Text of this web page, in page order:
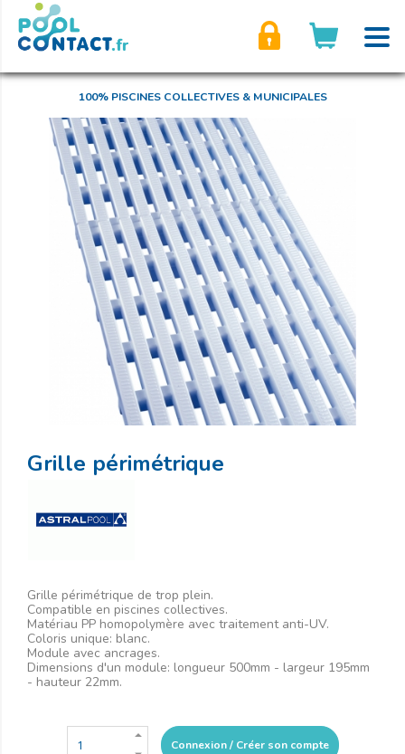
100% PISCINES COLLECTIVES & MUNICIPALES
Grille périmétrique
Grille périmétrique de trop plein.
Compatible en piscines collectives.
Matériau PP homopolymère avec traitement anti-UV.
Coloris unique: blanc.
Module avec ancrages.
Dimensions d'un module: longueur 500mm - largeur 195mm
- hauteur 22mm.
Connexion / Créer son compte